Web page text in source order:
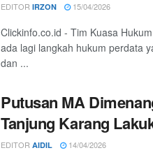
EDITOR IRZON 15/04/2026
Clickinfo.co.id - Tim Kuasa
ada lagi langkah hukum perdata
dan ...
Putusan MA
Tanjung Karang
EDITOR AIDIL 14/04/2026